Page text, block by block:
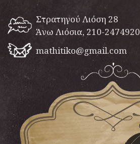
Στρατηγού Λιόση 28
Άνω Λιόσια, 210-2474920
mathitiko@gmail.com